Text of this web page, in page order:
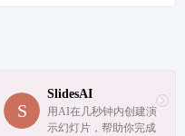
SlidesAI
用AI在几秒钟内创建演
示幻灯片，帮助你完成